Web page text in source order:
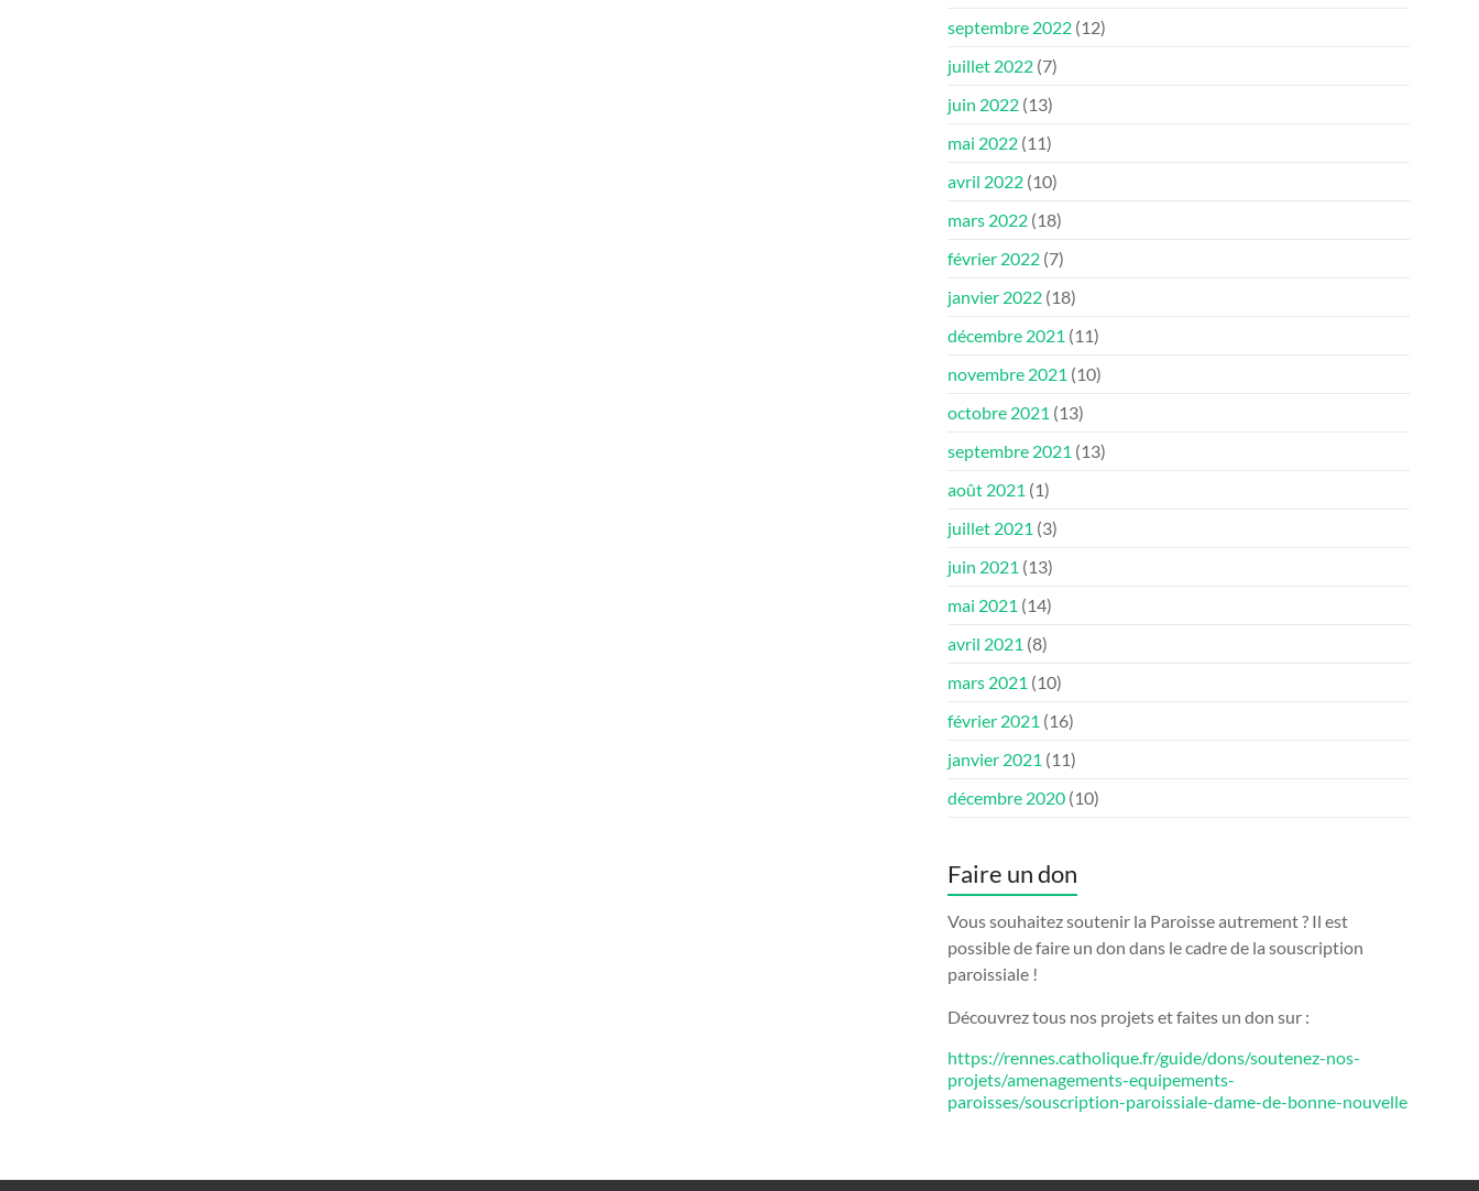
septembre 2022 (12)
juillet 2022 (7)
juin 2022 (13)
mai 2022 (11)
avril 2022 (10)
mars 2022 (18)
février 2022 (7)
janvier 2022 (18)
décembre 2021 (11)
novembre 2021 (10)
octobre 2021 (13)
septembre 2021 (13)
août 2021 (1)
juillet 2021 (3)
juin 2021 (13)
mai 2021 (14)
avril 2021 (8)
mars 2021 (10)
février 2021 (16)
janvier 2021 (11)
décembre 2020 (10)
Faire un don
Vous souhaitez soutenir la Paroisse autrement ? Il est
possible de faire un don dans le cadre de la souscription
paroissiale !
Découvrez tous nos projets et faites un don sur :
https://rennes.catholique.fr/guide/dons/soutenez-nos-
projets/amenagements-equipements-
paroisses/souscription-paroissiale-dame-de-bonne-nouvelle